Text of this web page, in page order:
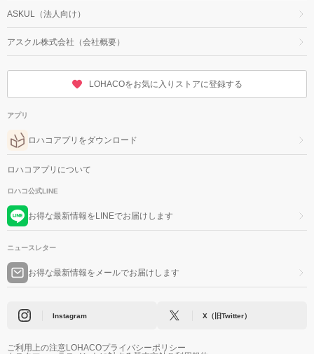
ASKUL（法人向け）
アスクル株式会社（会社概要）
LOHACOをお気に入りストアに登録する
アプリ
ロハコアプリをダウンロード
ロハコアプリについて
ロハコ公式LINE
お得な最新情報をLINEでお届けします
ニュースレター
お得な最新情報をメールでお届けします
Instagram X（旧Twitter）
ご利用上の注意LOHACOプライバシーポリシー